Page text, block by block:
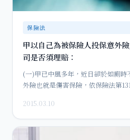
保險法
甲以自己為被保險人投保意外
司是否須理賠：
(一)甲已中風多年，近日卻於如廁時
外險也就是傷害保險，依保險法第
2015.03.10